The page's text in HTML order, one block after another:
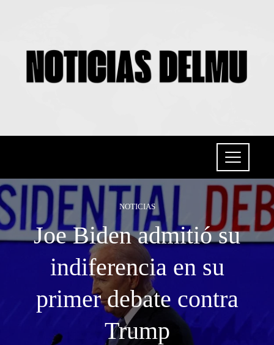
NOTICIAS
Joe Biden admitió su
indiferencia en su
primer debate contra
Trump